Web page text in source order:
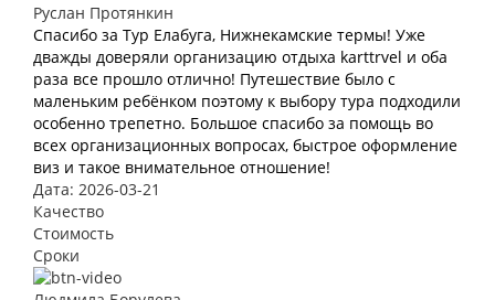
Руслан Протянкин
Спасибо за Тур Елабуга, Нижнекамские термы! Уже
дважды доверяли организацию отдыха karttrvel и оба
раза все прошло отлично! Путешествие было с
маленьким ребёнком поэтому к выбору тура подходили
особенно трепетно. Большое спасибо за помощь во
всех организационных вопросах, быстрое оформление
виз и такое внимательное отношение!
Дата: 2026-03-21
Качество
Стоимость
Сроки